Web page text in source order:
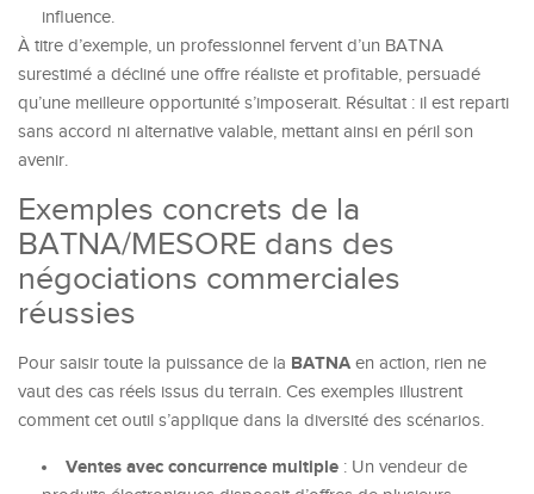
influence.
À titre d’exemple, un professionnel fervent d’un BATNA
surestimé a décliné une offre réaliste et profitable, persuadé
qu’une meilleure opportunité s’imposerait. Résultat : il est reparti
sans accord ni alternative valable, mettant ainsi en péril son
avenir.
Exemples concrets de la
BATNA/MESORE dans des
négociations commerciales
réussies
Pour saisir toute la puissance de la BATNA en action, rien ne
vaut des cas réels issus du terrain. Ces exemples illustrent
comment cet outil s’applique dans la diversité des scénarios.
Ventes avec concurrence multiple : Un vendeur de